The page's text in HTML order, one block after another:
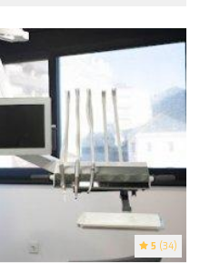
5 (34)